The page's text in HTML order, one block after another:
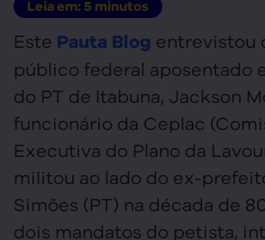
Leia em: 5 minutos
Este Pauta Blog entrevistou
público federal aposentado
do PT de Itabuna, Jackson
funcionário da Ceplac
Executiva do Plano da
militou ao lado do ex-
Simões (PT) na década de
dois mandatos do petista,